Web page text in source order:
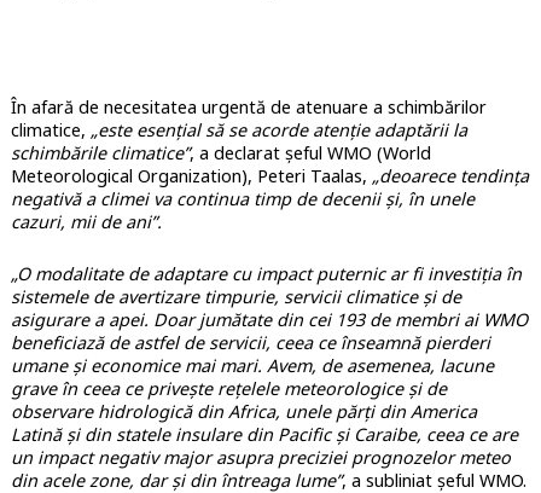
În afară de necesitatea urgentă de atenuare a schimbărilor
climatice, „este esențial să se acorde atenție adaptării la
schimbările climatice”, a declarat șeful WMO (World
Meteorological Organization), Peteri Taalas, „deoarece tendința
negativă a climei va continua timp de decenii și, în unele
cazuri, mii de ani”.
„O modalitate de adaptare cu impact puternic ar fi investiția în
sistemele de avertizare timpurie, servicii climatice și de
asigurare a apei. Doar jumătate din cei 193 de membri ai WMO
beneficiază de astfel de servicii, ceea ce înseamnă pierderi
umane și economice mai mari. Avem, de asemenea, lacune
grave în ceea ce privește rețelele meteorologice și de
observare hidrologică din Africa, unele părți din America
Latină și din statele insulare din Pacific și Caraibe, ceea ce are
un impact negativ major asupra preciziei prognozelor meteo
din acele zone, dar și din întreaga lume”, a subliniat șeful WMO.